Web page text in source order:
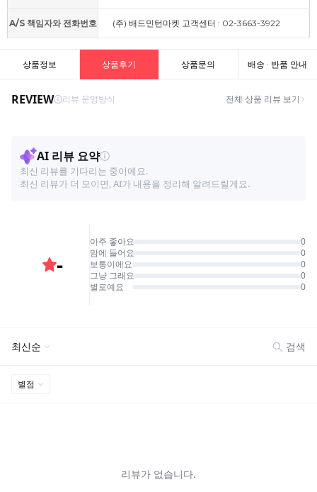
A/S 책임자와 전화번호 (주) 배드민턴마켓 고객센터 : 02-3663-3922
상품정보 상품후기 상품문의 배송 · 반품 안내